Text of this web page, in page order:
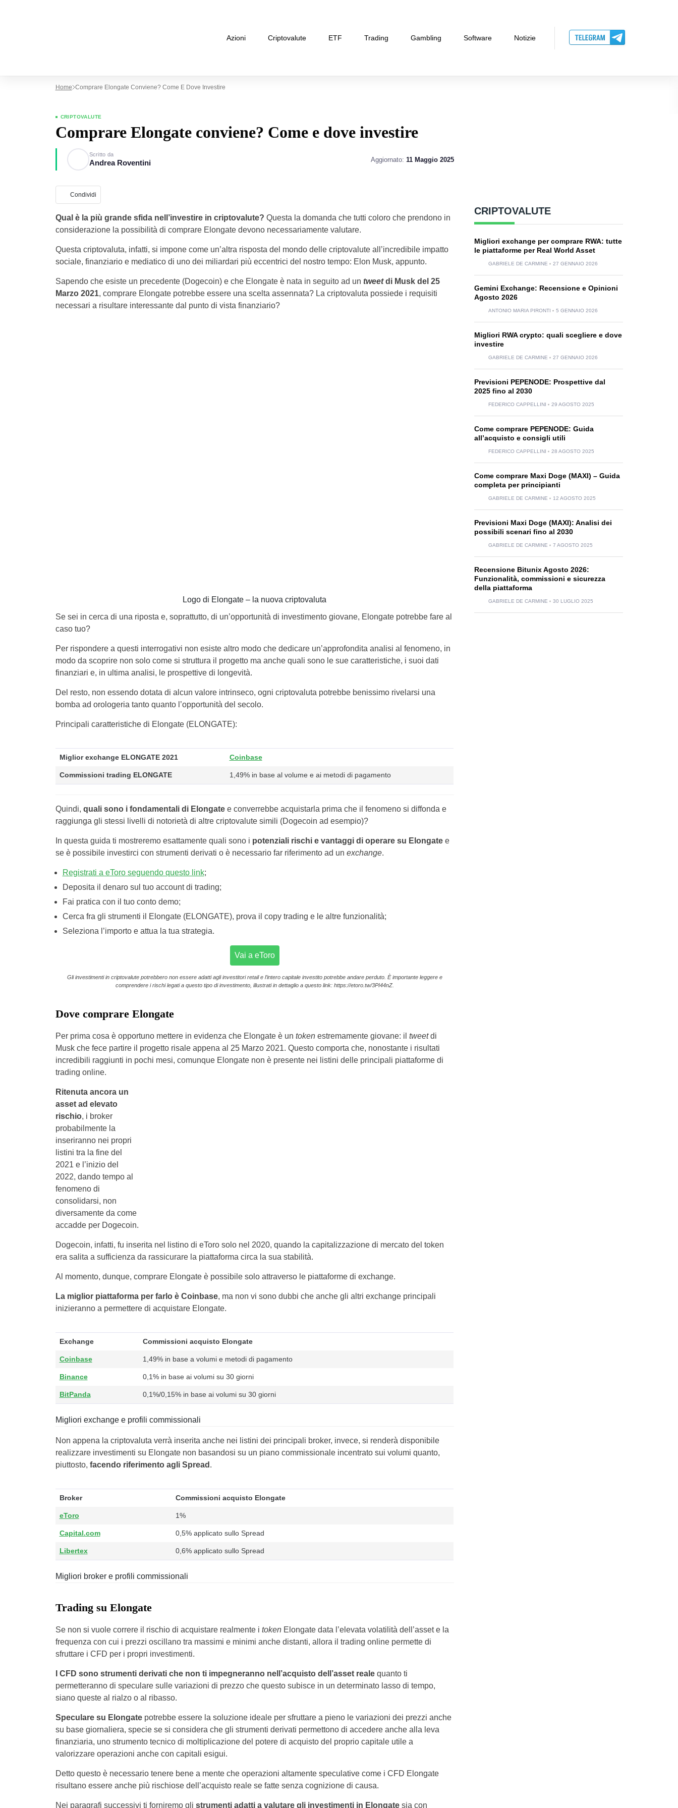
Azioni Criptovalute ETF Trading Gambling Software Notizie
Home Comprare Elongate Conviene? Come E Dove Investire
CRIPTOVALUTE
Comprare Elongate conviene? Come e dove investire
Scritto da
Andrea Roventini Aggiornato: 11 Maggio 2025
Condividi
Qual è la più grande sfida nell’investire in criptovalute? Questa la domanda che tutti coloro che prendono in
considerazione la possibilità di comprare Elongate devono necessariamente valutare.
Questa criptovaluta, infatti, si impone come un’altra risposta del mondo delle criptovalute all’incredibile impatto
sociale, finanziario e mediatico di uno dei miliardari più eccentrici del nostro tempo: Elon Musk, appunto.
Sapendo che esiste un precedente (Dogecoin) e che Elongate è nata in seguito ad un tweetdi Musk del 25
Marzo 2021, comprare Elongate potrebbe essere una scelta assennata? La criptovaluta possiede i requisiti
necessari a risultare interessante dal punto di vista finanziario?
Logo di Elongate – la nuova criptovaluta
Se sei in cerca di una riposta e, soprattutto, di un’opportunità di investimento giovane, Elongate potrebbe fare al
caso tuo?
Per rispondere a questi interrogativi non esiste altro modo che dedicare un’approfondita analisi al fenomeno, in
modo da scoprire non solo come si struttura il progetto ma anche quali sono le sue caratteristiche, i suoi dati
finanziari e, in ultima analisi, le prospettive di longevità.
Del resto, non essendo dotata di alcun valore intrinseco, ogni criptovaluta potrebbe benissimo rivelarsi una
bomba ad orologeria tanto quanto l’opportunità del secolo.
Principali caratteristiche di Elongate (ELONGATE):
Miglior exchange ELONGATE 2021 Coinbase
Commissioni trading ELONGATE 1,49% in base al volume e ai metodi di pagamento
Quindi, quali sono i fondamentali di Elongatee converrebbe acquistarla prima che il fenomeno si diffonda e
raggiunga gli stessi livelli di notorietà di altre criptovalute simili (Dogecoin ad esempio)?
In questa guida ti mostreremo esattamente quali sono i potenziali rischi e vantaggi di operare su Elongatee
se è possibile investirci con strumenti derivati o è necessario far riferimento ad un exchange.
Registrati a eToro seguendo questo link;
Deposita il denaro sul tuo account di trading;
Fai pratica con il tuo conto demo;
Cerca fra gli strumenti il Elongate (ELONGATE), prova il copy trading e le altre funzionalità;
Seleziona l’importo e attua la tua strategia.
Vai a eToro
Gli investimenti in criptovalute potrebbero non essere adatti agli investitori retail e l’intero capitale investito potrebbe andare perduto. È importante leggere e
comprendere i rischi legati a questo tipo di investimento, illustrati in dettaglio a questo link: https://etoro.tw/3PI44nZ.
Dove comprare Elongate
Per prima cosa è opportuno mettere in evidenza che Elongate è un tokenestremamente giovane: il tweetdi
Musk che fece partire il progetto risale appena al 25 Marzo 2021. Questo comporta che, nonostante i risultati
incredibili raggiunti in pochi mesi, comunque Elongate non è presente nei listini delle principali piattaforme di
trading online.
Ritenuta ancora un
asset ad elevato
rischio, i broker
probabilmente la
inseriranno nei propri
listini tra la fine del
2021 e l’inizio del
2022, dando tempo al
fenomeno di
consolidarsi, non
diversamente da come
accadde per Dogecoin.
Dogecoin, infatti, fu inserita nel listino di eToro solo nel 2020, quando la capitalizzazione di mercato del token
era salita a sufficienza da rassicurare la piattaforma circa la sua stabilità.
Al momento, dunque, comprare Elongate è possibile solo attraverso le piattaforme di exchange.
La miglior piattaforma per farlo è Coinbase, ma non vi sono dubbi che anche gli altri exchange principali
inizieranno a permettere di acquistare Elongate.
Exchange Commissioni acquisto Elongate
Coinbase 1,49% in base a volumi e metodi di pagamento
Binance 0,1% in base ai volumi su 30 giorni
BitPanda 0,1%/0,15% in base ai volumi su 30 giorni
Migliori exchange e profili commissionali
Non appena la criptovaluta verrà inserita anche nei listini dei principali broker, invece, si renderà disponibile
realizzare investimenti su Elongate non basandosi su un piano commissionale incentrato sui volumi quanto,
piuttosto, facendo riferimento agli Spread .
Broker Commissioni acquisto Elongate
eToro 1%
Capital.com 0,5% applicato sullo Spread
Libertex 0,6% applicato sullo Spread
Migliori broker e profili commissionali
Trading su Elongate
Se non si vuole correre il rischio di acquistare realmente i token Elongate data l’elevata volatilità dell’asset e la
frequenza con cui i prezzi oscillano tra massimi e minimi anche distanti, allora il trading online permette di
sfruttare i CFD per i propri investimenti.
I CFD sono strumenti derivati che non ti impegneranno nell’acquisto dell’asset realequanto ti
permetteranno di speculare sulle variazioni di prezzo che questo subisce in un determinato lasso di tempo,
siano queste al rialzo o al ribasso.
Speculare su Elongatepotrebbe essere la soluzione ideale per sfruttare a pieno le variazioni dei prezzi anche
su base giornaliera, specie se si considera che gli strumenti derivati permettono di accedere anche alla leva
finanziaria, uno strumento tecnico di moltiplicazione del potere di acquisto del proprio capitale utile a
valorizzare operazioni anche con capitali esigui.
Detto questo è necessario tenere bene a mente che operazioni altamente speculative come i CFD Elongate
risultano essere anche più rischiose dell’acquisto reale se fatte senza cognizione di causa.
Nei paragrafi successivi ti forniremo gli strumenti adatti a valutare gli investimenti in Elongate sia con
CRIPTOVALUTE
Migliori exchange per comprare RWA: tutte
le piattaforme per Real World Asset
GABRIELE DE CARMINE 27 GENNAIO 2026
Gemini Exchange: Recensione e Opinioni
Agosto 2026
ANTONIO MARIA PIRONTI 5 GENNAIO 2026
Migliori RWA crypto: quali scegliere e dove
investire
GABRIELE DE CARMINE 27 GENNAIO 2026
Previsioni PEPENODE: Prospettive dal
2025 fino al 2030
FEDERICO CAPPELLINI 29 AGOSTO 2025
Come comprare PEPENODE: Guida
all’acquisto e consigli utili
FEDERICO CAPPELLINI 28 AGOSTO 2025
Come comprare Maxi Doge (MAXI) – Guida
completa per principianti
GABRIELE DE CARMINE 12 AGOSTO 2025
Previsioni Maxi Doge (MAXI): Analisi dei
possibili scenari fino al 2030
GABRIELE DE CARMINE 7 AGOSTO 2025
Recensione Bitunix Agosto 2026:
Funzionalità, commissioni e sicurezza
della piattaforma
GABRIELE DE CARMINE 30 LUGLIO 2025